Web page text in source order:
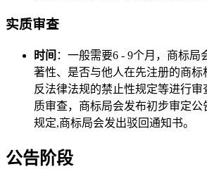
实质审查
时间 ：一般需要6 - 9个月，商标局
著性、是否与他人在先注册的商标
反法律法规的禁止性规定等进行
质审查，商标局会发布初步审定
规定,商标局会发出驳回通知书。
公告阶段